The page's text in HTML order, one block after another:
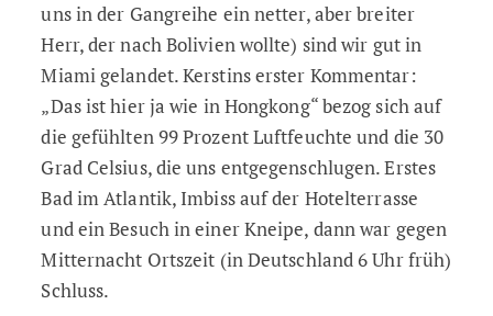
uns in der Gangreihe ein netter, aber breiter
Herr, der nach Bolivien wollte) sind wir gut in
Miami gelandet. Kerstins erster Kommentar:
„Das ist hier ja wie in Hongkong“ bezog sich auf
die gefühlten 99 Prozent Luftfeuchte und die 30
Grad Celsius, die uns entgegenschlugen. Erstes
Bad im Atlantik, Imbiss auf der Hotelterrasse
und ein Besuch in einer Kneipe, dann war gegen
Mitternacht Ortszeit (in Deutschland 6 Uhr früh)
Schluss.